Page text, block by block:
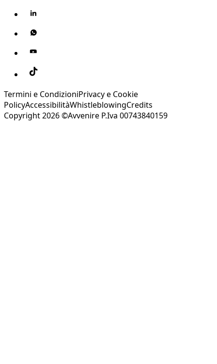
Termini e CondizioniPrivacy e Cookie
PolicyAccessibilitàWhistleblowingCredits
Copyright 2026 ©Avvenire P.Iva 00743840159